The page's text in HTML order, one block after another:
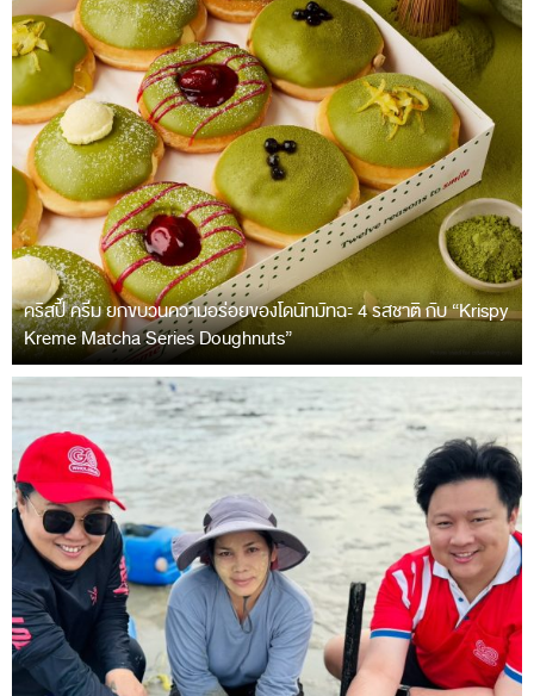
คริสปี้ ครีม ยกขบวนความอร่อยของโดนัทมัทฉะ 4 รสชาติ กับ “Krispy
Kreme Matcha Series Doughnuts”